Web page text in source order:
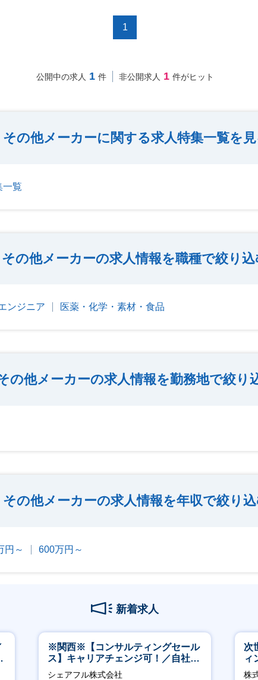
1
公開中の求人 1 件 非公開求人 1 件がヒット
その他メーカーに関する求人特集一覧を
一覧
その他メーカーの求人情報を職種で絞り
ンジニア 医薬・化学・素材・食品
の他メーカーの求人情報を勤務地で絞り
その他メーカーの求人情報を年収で絞り
円～ 600万円～
新着求人
※関西※【コンサルティングセール
ス】キャリアチェンジ可！／自社サ
ービス『シェアフル』の営業
シェアフル株式会社
次
ィ
株